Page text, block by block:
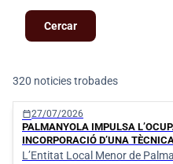
320 noticies trobades
Llistat de notícies
calendar_today27/07/2026
PALMANYOLA IMPULSA
INCORPORACIÓ D’UNA
L’Entitat Local Menor de